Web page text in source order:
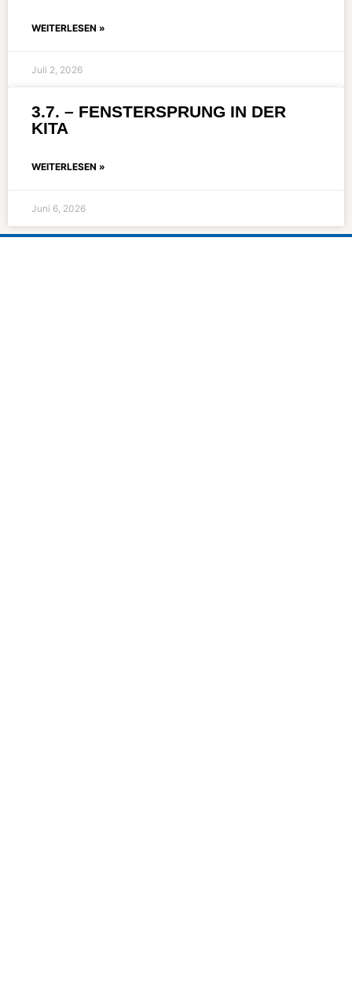
WEITERLESEN »
Juli 2, 2026
3.7. – FENSTERSPRUNG IN DER
KITA
WEITERLESEN »
Juni 6, 2026